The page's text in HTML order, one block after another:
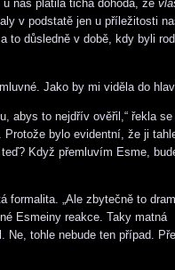
nás platila tichá dohoda, že
v podstatě jen u příležitosti
to důsledně v době, kdy byli
Jako by mi viděla do
abys to nejdřív ověřil,“ řekla
bylo evidentní, že ji
Když přemluvím Esme,
formalita. „Ale zbytečně to
Esmeiny reakce. Taky matná
tohle nebude ten případ.